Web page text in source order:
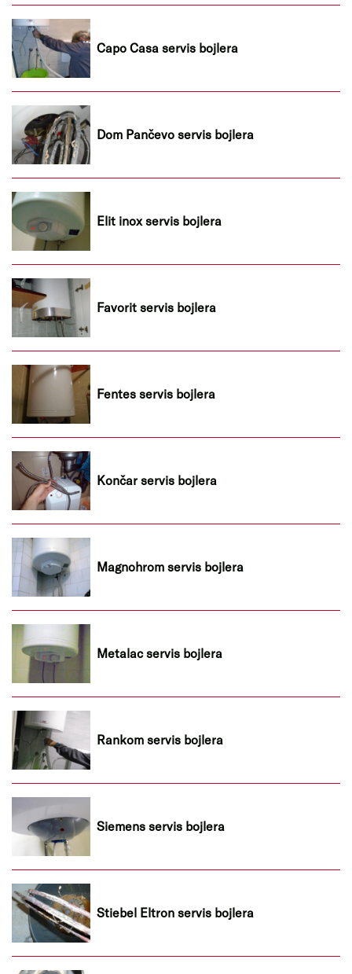
Capo Casa servis bojlera
Dom Pančevo servis bojlera
Elit inox servis bojlera
Favorit servis bojlera
Fentes servis bojlera
Končar servis bojlera
Magnohrom servis bojlera
Metalac servis bojlera
Rankom servis bojlera
Siemens servis bojlera
Stiebel Eltron servis bojlera